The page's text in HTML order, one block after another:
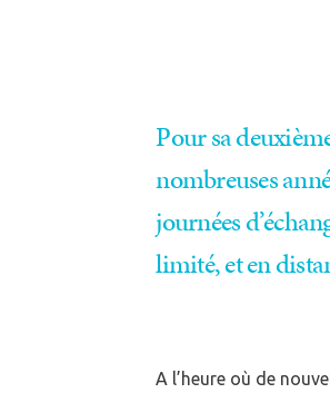
Pour sa
nombreuses
journées
limité, et en
A l’heure où de
Se